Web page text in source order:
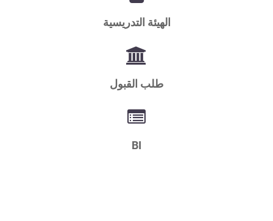
الهيئة التدريسية
طلب القبول
BI